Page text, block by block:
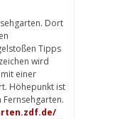
Dort
Tipps
wird
einer
Höhepunkt ist